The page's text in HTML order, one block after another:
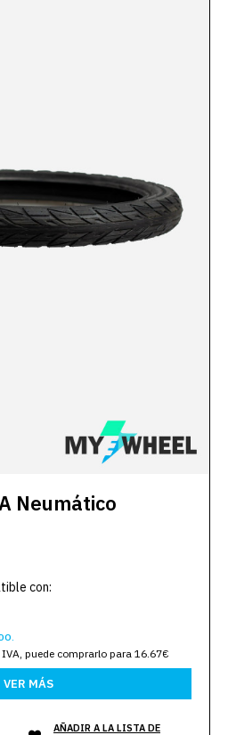
Neumático
con:
puede comprarlo para 16.67€
VER MÁS
AÑADIR A LA LISTA DE